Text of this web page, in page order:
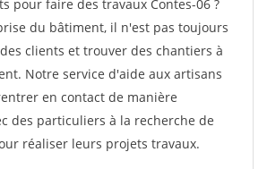
pour faire des travaux Contes-06 ?
du bâtiment, il n'est pas toujours
clients et trouver des chantiers à
Notre service d'aide aux artisans
en contact de manière
des particuliers à la recherche de
réaliser leurs projets travaux.